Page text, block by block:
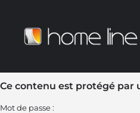
Ce contenu est protégé par
Mot de passe :